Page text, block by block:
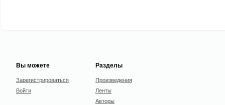
Вы можете
Зарегистрироваться
Войти
Разделы
Произведения
Ленты
Авторы